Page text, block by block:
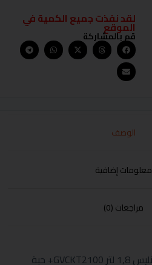
لقد نفذت جميع الكمية في
الموقع
قم بالمشاركة
الوصف
معلومات إضافية
مراجعات (0)
غلاية جي في سي برو ستانليس 1,8 لتر GVCKT2100+ حبة